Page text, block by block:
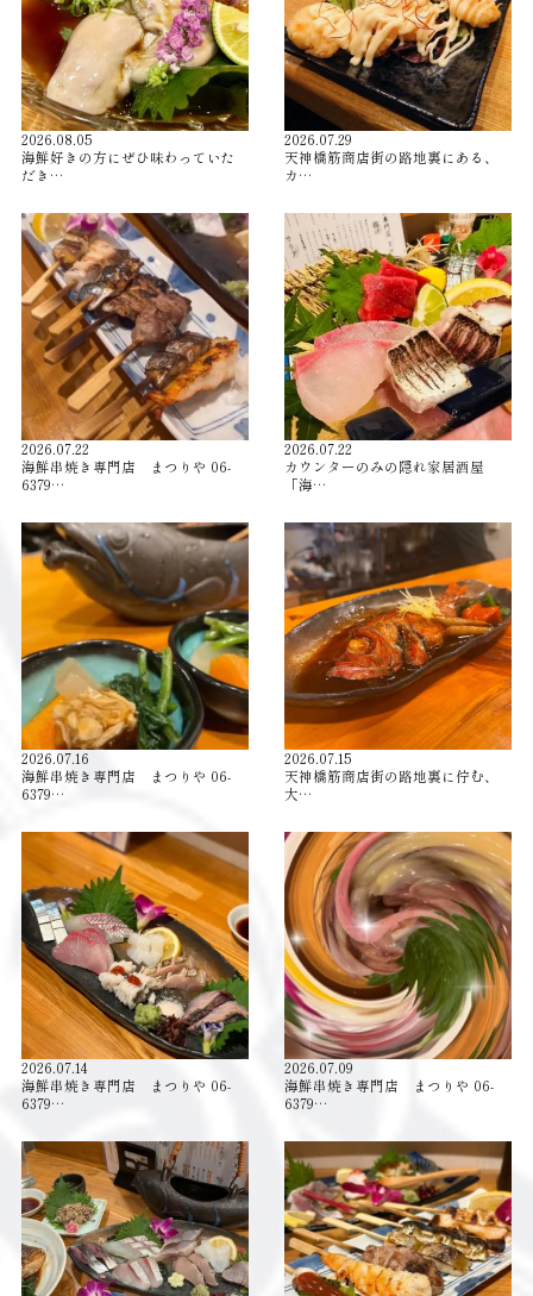
2026.08.05
海鮮好きの方にぜひ味わっていた
だき…
2026.07.29
天神橋筋商店街の路地裏にある、
カ…
2026.07.22
海鮮串焼き専門店 まつりや 06-
6379…
2026.07.22
カウンターのみの隠れ家居酒屋
「海…
2026.07.16
海鮮串焼き専門店 まつりや 06-
6379…
2026.07.15
天神橋筋商店街の路地裏に佇む、
大…
2026.07.14
海鮮串焼き専門店 まつりや 06-
6379…
2026.07.09
海鮮串焼き専門店 まつりや 06-
6379…